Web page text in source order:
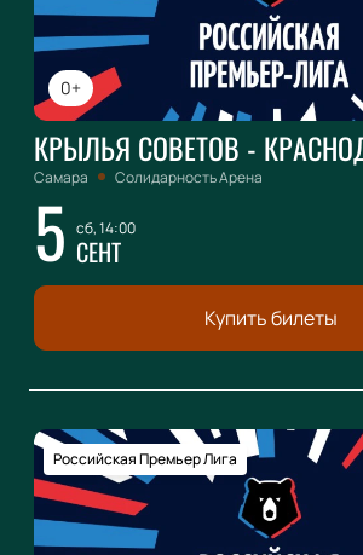
0+
КРЫЛЬЯ СОВЕТОВ -
Самара Солидарность Арена
5 сб, 14:00
СЕНТ
Купить билеты
Российская Премьер Лига